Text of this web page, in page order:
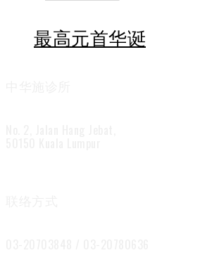
最高元首华诞